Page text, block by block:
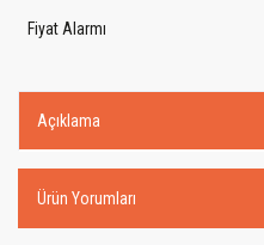
Fiyat Alarmı
Açıklama
Ürün Yorumları